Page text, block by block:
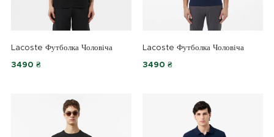
Lacoste Футболка Чоловіча
3490 ₴
Lacoste Футболка Чоловіча
3490 ₴